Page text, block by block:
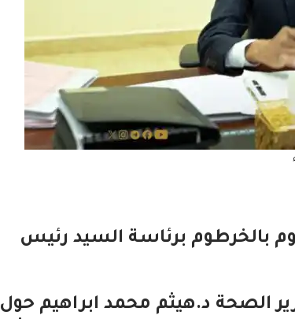
بالخرطوم برئاسة السيد رئيس
الصحة د.هيثم محمد ابراهيم حول